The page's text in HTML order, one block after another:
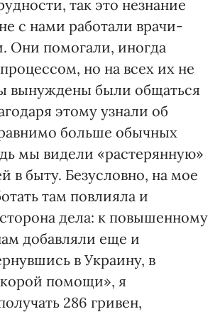
так это незнание
с нами работали врачи-
Они помогали, иногда
но на всех их не
вынуждены были общаться
этому узнали об
больше обычных
мы видели «растерянную»
в быту. Безусловно, на мое
там повлияла и
дела: к повышенному
добавляли еще и
в Украину, в
помощи», я
286 гривен,